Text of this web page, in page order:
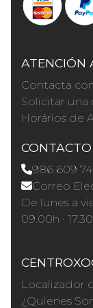
ATENCIÓN
Contacta
Solicitar
Horários de
CONTACTO
986 609
Correo
De lunes a
09.00h ·
Localizador
¿Quienes